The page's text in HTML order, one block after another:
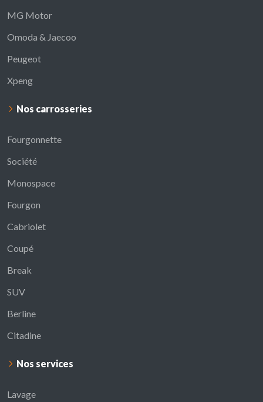
MG Motor
Omoda & Jaecoo
Peugeot
Xpeng
Nos carrosseries
Fourgonnette
Société
Monospace
Fourgon
Cabriolet
Coupé
Break
SUV
Berline
Citadine
Nos services
Lavage